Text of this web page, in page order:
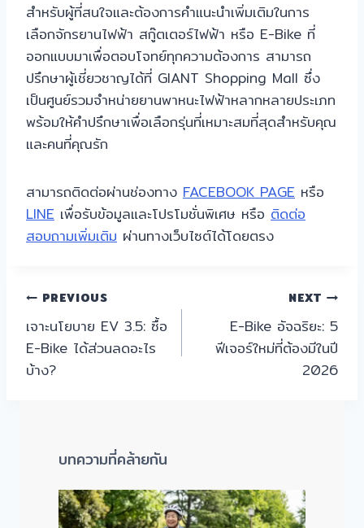
สำหรับผู้ที่สนใจและต้องการคำแนะนำเพิ่มเติมในการ
เลือกจักรยานไฟฟ้า สกู๊ตเตอร์ไฟฟ้า หรือ E-Bike ที่
ออกแบบมาเพื่อตอบโจทย์ทุกความต้องการ สามารถ
ปรึกษาผู้เชี่ยวชาญได้ที่ GIANT Shopping Mall ซึ่ง
เป็นศูนย์รวมจำหน่ายยานพาหนะไฟฟ้าหลากหลายประเภท
พร้อมให้คำปรึกษาเพื่อเลือกรุ่นที่เหมาะสมที่สุดสำหรับคุณ
และคนที่คุณรัก
สามารถติดต่อผ่านช่องทาง FACEBOOK PAGE หรือ
LINE เพื่อรับข้อมูลและโปรโมชั่นพิเศษ หรือ ติดต่อ
สอบถามเพิ่มเติม ผ่านทางเว็บไซต์ได้โดยตรง
แนะแนว
เรื่อง
PREVIOUS
เจาะนโยบาย EV 3.5: ซื้อ
E-Bike ได้ส่วนลดอะไร
บ้าง?
NEXT
E-Bike อัจฉริยะ: 5
ฟีเจอร์ใหม่ที่ต้องมีในปี
2026
บทความที่คล้ายกัน